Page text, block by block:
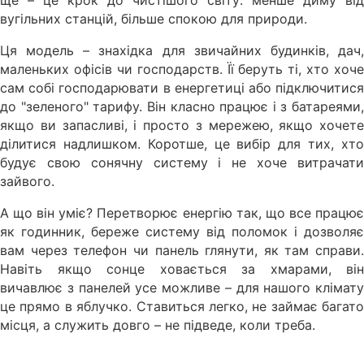
вугільних станцій, більше спокою для природи.
Ця модель – знахідка для звичайних будинків, дач,
маленьких офісів чи господарств. Її беруть ті, хто хоче
сам собі господарювати в енергетиці або підключитися
до "зеленого" тарифу. Він класно працює і з батареями,
якщо ви запасливі, і просто з мережею, якщо хочете
ділитися надлишком. Коротше, це вибір для тих, хто
будує свою сонячну систему і не хоче витрачати
зайвого.
А що він уміє? Перетворює енергію так, що все працює
як годинник, береже систему від поломок і дозволяє
вам через телефон чи панель глянути, як там справи.
Навіть якщо сонце ховається за хмарами, він
вичавлює з панелей усе можливе – для нашого клімату
це прямо в яблучко. Ставиться легко, не займає багато
місця, а служить довго – не підведе, коли треба.